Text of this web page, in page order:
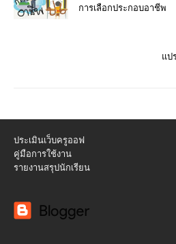
การเลือกประกอบอาชีพ
แป
ประเมินเว็บครูออฟ
คู่มือการใช้งาน
รายงานสรุปนักเรียน